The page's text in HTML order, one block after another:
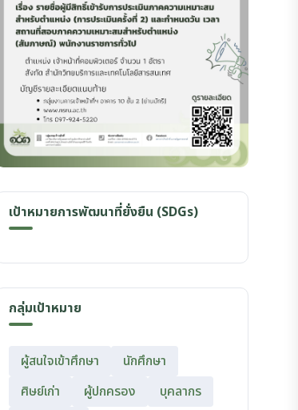
เป้าหมายการพัฒนาที่ยั่งยืน (SDGs)
กลุ่มเป้าหมาย
ผู้สนใจเข้าศึกษา
นักศึกษา
ศิษย์เก่า
ผู้ปกครอง
บุคลากร